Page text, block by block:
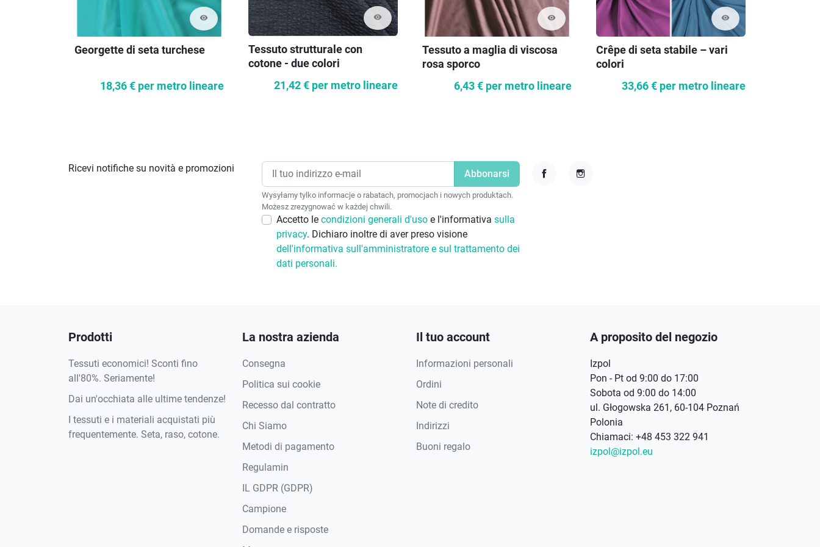
visibility
Georgette di seta turchese
18,36 € per metro lineare
visibility
Tessuto strutturale con
cotone - due colori
21,42 € per metro lineare
visibility
Tessuto a maglia di viscosa
rosa sporco
6,43 € per metro lineare
visibility
Crêpe di seta stabile – vari
colori
33,66 € per metro lineare
Ricevi notifiche su novità e promozioni
Wysyłamy tylko informacje o rabatach, promocjach i nowych produktach.
Możesz zrezygnować w każdej chwili.
Accetto le condizioni generali d'uso e l'informativa sulla
privacy. Dichiaro inoltre di aver preso visione
dell'informativa sull'amministratore e sul trattamento dei
dati personali.
Prodotti
Tessuti economici! Sconti fino
all'80%. Seriamente!
Dai un'occhiata alle ultime tendenze!
I tessuti e i materiali acquistati più
frequentemente. Seta, raso, cotone.
La nostra azienda
Consegna
Politica sui cookie
Recesso dal contratto
Chi Siamo
Metodi di pagamento
Regulamin
IL GDPR (GDPR)
Campione
Domande e risposte
Il tuo account
Informazioni personali
Ordini
Note di credito
Indirizzi
Buoni regalo
A proposito del negozio
Izpol
Pon - Pt od 9:00 do 17:00
Sobota od 9:00 do 14:00
ul. Głogowska 261, 60-104 Poznań
Polonia
Chiamaci: +48 453 322 941
izpol@izpol.eu